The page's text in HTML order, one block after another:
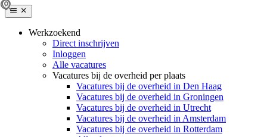
Werkzoekend
Direct inschrijven
Inloggen
Alle vacatures
Vacatures bij de overheid per plaats
Vacatures bij de overheid in Den Haag
Vacatures bij de overheid in Groningen
Vacatures bij de overheid in Utrecht
Vacatures bij de overheid in Amsterdam
Vacatures bij de overheid in Rotterdam